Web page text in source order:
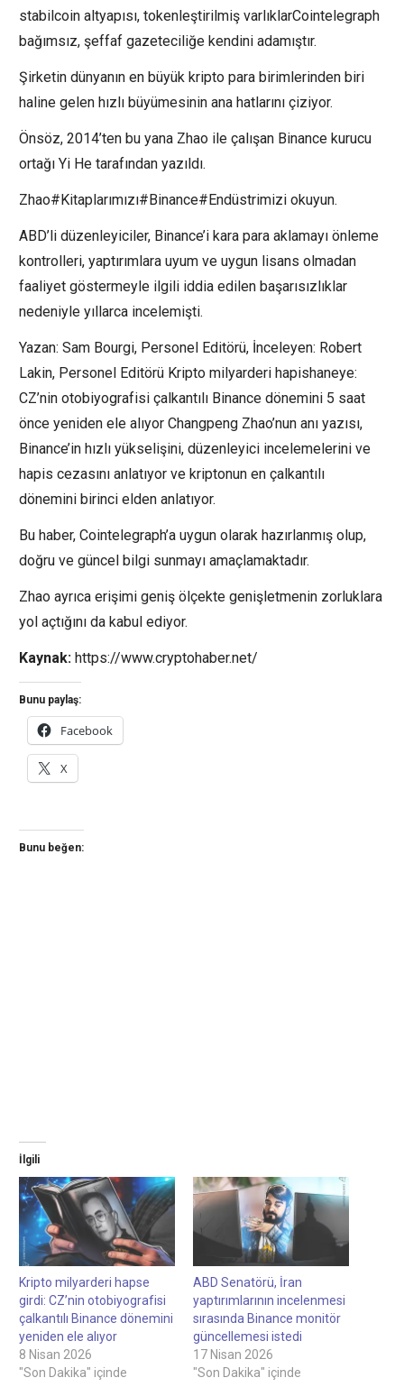
stabilcoin altyapısı, tokenleştirilmiş varlıklarCointelegraph
bağımsız, şeffaf gazeteciliğe kendini adamıştır.
Şirketin dünyanın en büyük kripto para birimlerinden biri
haline gelen hızlı büyümesinin ana hatlarını çiziyor.
Önsöz, 2014’ten bu yana Zhao ile çalışan Binance kurucu
ortağı Yi He tarafından yazıldı.
Zhao#Kitaplarımızı#Binance#Endüstrimizi okuyun.
ABD’li düzenleyiciler, Binance’i kara para aklamayı önleme
kontrolleri, yaptırımlara uyum ve uygun lisans olmadan
faaliyet göstermeyle ilgili iddia edilen başarısızlıklar
nedeniyle yıllarca incelemişti.
Yazan: Sam Bourgi, Personel Editörü, İnceleyen: Robert
Lakin, Personel Editörü Kripto milyarderi hapishaneye:
CZ’nin otobiyografisi çalkantılı Binance dönemini 5 saat
önce yeniden ele alıyor Changpeng Zhao’nun anı yazısı,
Binance’in hızlı yükselişini, düzenleyici incelemelerini ve
hapis cezasını anlatıyor ve kriptonun en çalkantılı
dönemini birinci elden anlatıyor.
Bu haber, Cointelegraph’a uygun olarak hazırlanmış olup,
doğru ve güncel bilgi sunmayı amaçlamaktadır.
Zhao ayrıca erişimi geniş ölçekte genişletmenin zorluklara
yol açtığını da kabul ediyor.
Kaynak: https://www.cryptohaber.net/
Bunu paylaş:
Facebook
X
Bunu beğen:
İlgili
Kripto milyarderi hapse
girdi: CZ’nin otobiyografisi
çalkantılı Binance dönemini
yeniden ele alıyor
8 Nisan 2026
"Son Dakika" içinde
ABD Senatörü, İran
yaptırımlarının incelenmesi
sırasında Binance monitör
güncellemesi istedi
17 Nisan 2026
"Son Dakika" içinde